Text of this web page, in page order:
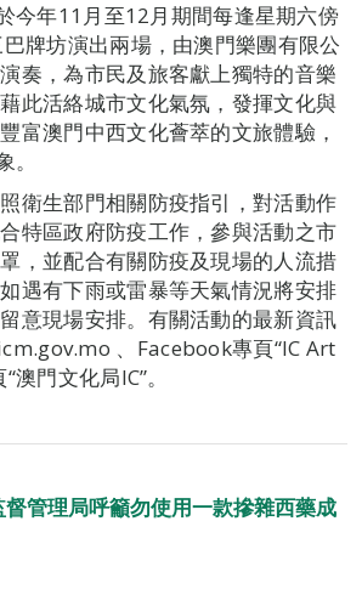
今年11月至12月期間每逢星期六傍
牌坊演出兩場，由澳門樂團有限公
奏，為市民及旅客獻上獨特的音樂
此活絡城市文化氣氛，發揮文化與
富澳門中西文化薈萃的文旅體驗，
衛生部門相關防疫指引，對活動作
特區政府防疫工作，參與活動之市
，並配合有關防疫及現場的人流措
遇有下雨或雷暴等天氣情況將安排
意現場安排。有關活動的最新資訊
、Facebook專頁“IC Art
澳門文化局IC”。
督管理局呼籲勿使用一款摻雜西藥成